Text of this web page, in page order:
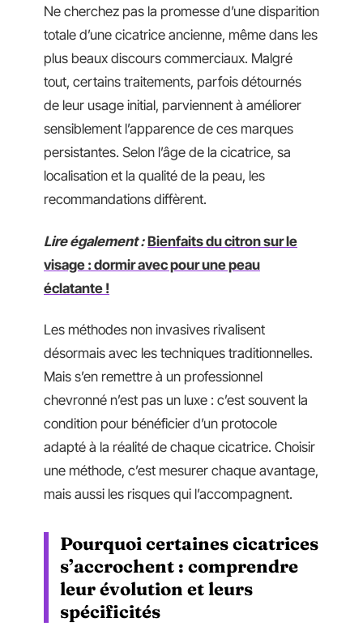
Ne cherchez pas la promesse d’une disparition
totale d’une cicatrice ancienne, même dans les
plus beaux discours commerciaux. Malgré
tout, certains traitements, parfois détournés
de leur usage initial, parviennent à améliorer
sensiblement l’apparence de ces marques
persistantes. Selon l’âge de la cicatrice, sa
localisation et la qualité de la peau, les
recommandations diffèrent.
Lire également : Bienfaits du citron sur le
visage : dormir avec pour une peau
éclatante !
Les méthodes non invasives rivalisent
désormais avec les techniques traditionnelles.
Mais s’en remettre à un professionnel
chevronné n’est pas un luxe : c’est souvent la
condition pour bénéficier d’un protocole
adapté à la réalité de chaque cicatrice. Choisir
une méthode, c’est mesurer chaque avantage,
mais aussi les risques qui l’accompagnent.
Pourquoi certaines cicatrices
s’accrochent : comprendre
leur évolution et leurs
spécificités